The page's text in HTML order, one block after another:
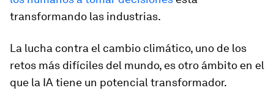
transformando las industrias.
La lucha contra el cambio climático, uno de los
retos más difíciles del mundo, es otro ámbito en el
que la IA tiene un potencial transformador.